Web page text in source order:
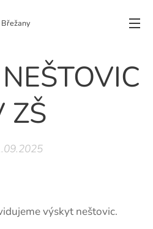
Břežany
ZŠ
výskyt neštovic.